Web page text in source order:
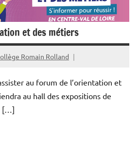
et des métiers
Romain Rolland
au forum de l’orientation et
au hall des expositions de
[…]